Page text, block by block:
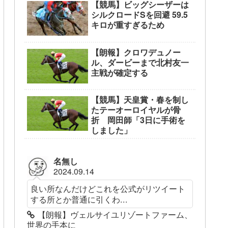
【競馬】ビッグシーザーは
シルクロードSを回避 59.5
キロが重すぎるため
【朗報】クロワデュノー
ル、ダービーまで北村友一
主戦が確定する
【競馬】天皇賞・春を制し
たテーオーロイヤルが骨
折 岡田師「3日に手術を
しました」
名無し
2024.09.14
良い所なんだけどこれを公式がリツイート
する所とか普通に引くわ...
【朗報】ヴェルサイユリゾートファーム、
世界の手本に